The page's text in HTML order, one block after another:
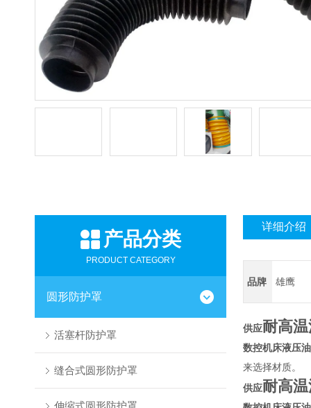
产品分类
PRODUCT CATEGORY
圆形防护罩
活塞杆防护罩
缝合式圆形防护罩
伸缩式圆形防护罩
详细介绍
品牌 雄鹰
供应耐高
数控机床液压
来选择材质。
供应耐高